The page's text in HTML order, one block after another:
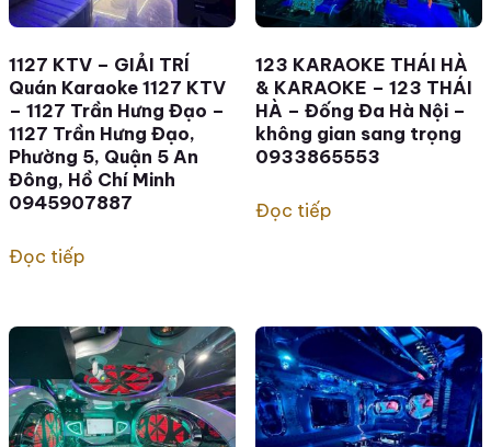
1127 KTV – GIẢI TRÍ
Quán Karaoke 1127 KTV
– 1127 Trần Hưng Đạo –
1127 Trần Hưng Đạo,
Phường 5, Quận 5 An
Đông, Hồ Chí Minh
0945907887
Đọc tiếp
123 KARAOKE THÁI HÀ
& KARAOKE – 123 THÁI
HÀ – Đống Đa Hà Nội –
không gian sang trọng
0933865553
Đọc tiếp